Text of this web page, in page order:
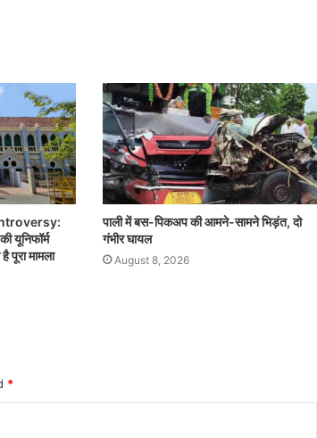
यूनिफॉर्म
पूरा मामला
पाली में बस-पिकअप की आमने-सामने भिड़ंत, दो
गंभीर घायल
August 8, 2026
*